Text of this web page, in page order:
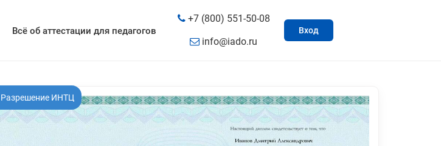
Всё об аттестации для педагогов
+7 (800) 551-50-08
info@iado.ru
Вход
Разрешение ИНТЦ